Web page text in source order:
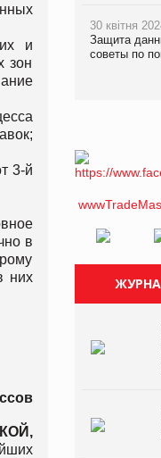
и
зон
3-й
в
них
,
30 квітня
Защита
советы по